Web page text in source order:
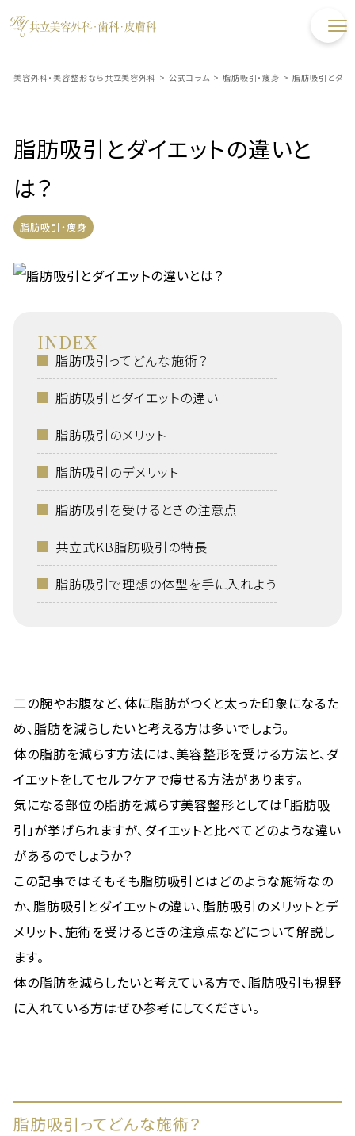
美容外科・美容整形なら共立美容外科 > 公式コラム > 脂肪吸引・痩身 > 脂肪吸引とダイ
脂肪吸引とダイエットの違いと
は？
脂肪吸引・痩身
INDEX
脂肪吸引ってどんな施術？
脂肪吸引とダイエットの違い
脂肪吸引のメリット
脂肪吸引のデメリット
脂肪吸引を受けるときの注意点
共立式KB脂肪吸引の特長
脂肪吸引で理想の体型を手に入れよう
二の腕やお腹など、体に脂肪がつくと太った印象になるた
め、脂肪を減らしたいと考える方は多いでしょう。
体の脂肪を減らす方法には、美容整形を受ける方法と、ダ
イエットをしてセルフケアで痩せる方法があります。
気になる部位の脂肪を減らす美容整形としては「脂肪吸
引」が挙げられますが、ダイエットと比べてどのような違い
があるのでしょうか？
この記事ではそもそも脂肪吸引とはどのような施術なの
か、脂肪吸引とダイエットの違い、脂肪吸引のメリットとデ
メリット、施術を受けるときの注意点などについて解説し
ます。
体の脂肪を減らしたいと考えている方で、脂肪吸引も視野
に入れている方はぜひ参考にしてください。
脂肪吸引ってどんな施術？